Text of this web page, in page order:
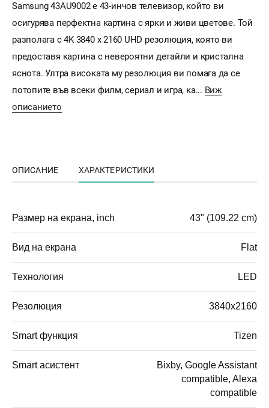
Samsung 43AU9002 е 43-инчов телевизор, който ви
осигурява перфектна картина с ярки и живи цветове. Той
разполага с 4K 3840 x 2160 UHD резолюция, която ви
предоставя картина с невероятни детайли и кристална
яснота. Ултра високата му резолюция ви помага да се
потопите във всеки филм, сериал и игра, ка... Виж
описанието
ОПИСАНИЕ ХАРАКТЕРИСТИКИ
Размер на екрана, inch 43" (109.22 cm)
Вид на екрана Flat
Технология LED
Резолюция 3840x2160
Smart функция Tizen
Smart асистент
Bixby, Google Assistant
compatible, Alexa
compatible